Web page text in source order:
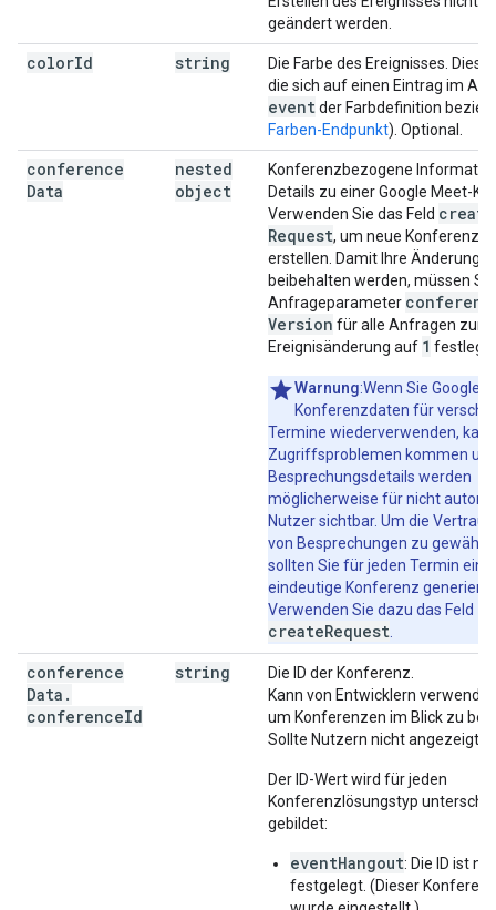
geändert werden.
colorId string
Die Farbe des Ereignisses. Dies
die sich auf einen Eintrag im
eventder Farbdefinition
Farben-Endpunkt). Optional.
conference
Data
nested
object
Konferenzbezogene
Details zu einer Google Meet-
Verwenden Sie das Feld create
Request, um neue
erstellen. Damit Ihre
beibehalten werden, müssen
Anfrageparameter
Version für alle Anfragen zur
Ereignisänderung auf 1
Warnung:Wenn Sie Google
Konferenzdaten für
Termine wiederverwenden,
Zugriffsproblemen kommen
Besprechungsdetails werden
möglicherweise für nicht
Nutzer sichtbar. Um die
von Besprechungen zu
sollten Sie für jeden Termin eine
eindeutige Konferenz
Verwenden Sie dazu das Feld
createRequest
conference
Data .
conferenceId
string
Die ID der Konferenz.
Kann von Entwicklern
um Konferenzen im Blick zu
Sollte Nutzern nicht angezeigt
Der ID-Wert wird für jeden
Konferenzlösungstyp
gebildet:
eventHangout: Die ID ist
festgelegt. (Dieser